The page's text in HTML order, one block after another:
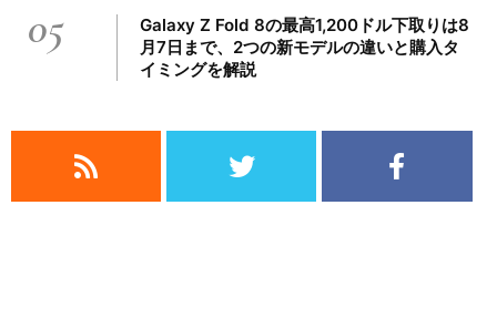
05
Galaxy Z Fold 8の最高1,200ドル下取りは8
月7日まで、2つの新モデルの違いと購入タ
イミングを解説